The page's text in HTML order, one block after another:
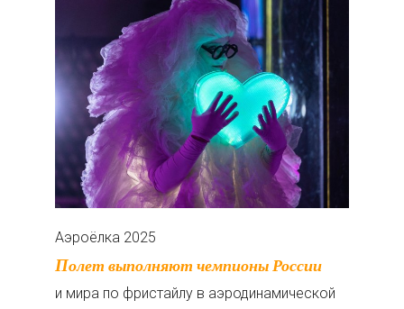
Аэроёлка 2025
Полет выполняют чемпионы России
и мира по фристайлу в аэродинамической